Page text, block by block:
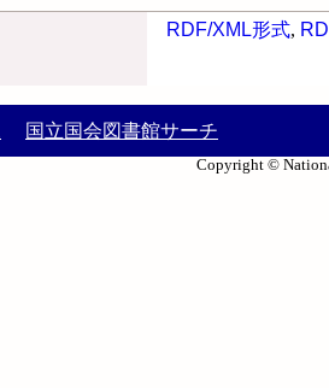
RDF/XML形式,
国立国会図書館サーチ
Copyright ©